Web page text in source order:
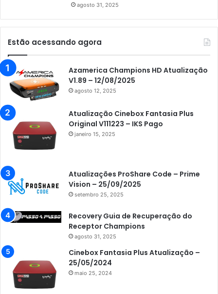
agosto 31, 2025
Estão acessando agora
Azamerica Champions HD Atualização
V1.89 – 12/08/2025
agosto 12, 2025
Atualização Cinebox Fantasia Plus
Original V111223 – IKS Pago
janeiro 15, 2025
Atualizações ProShare Code – Prime
Vision – 25/09/2025
setembro 25, 2025
Recovery Guia de Recuperação do
Receptor Champions
agosto 31, 2025
Cinebox Fantasia Plus Atualização –
25/05/2024
maio 25, 2024